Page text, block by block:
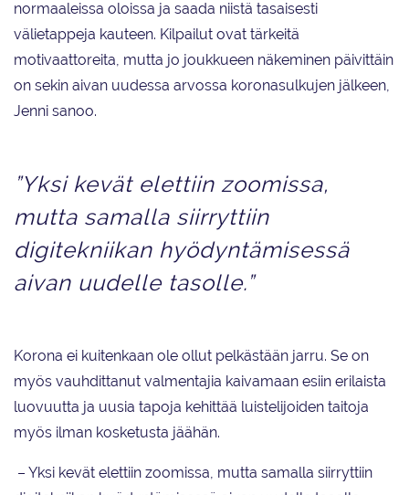
normaaleissa oloissa ja saada niistä tasaisesti
välietappeja kauteen. Kilpailut ovat tärkeitä
motivaattoreita, mutta jo joukkueen näkeminen päivittäin
on sekin aivan uudessa arvossa koronasulkujen jälkeen,
Jenni sanoo.
”Yksi kevät elettiin zoomissa,
mutta samalla siirryttiin
digitekniikan hyödyntämisessä
aivan uudelle tasolle.”
Korona ei kuitenkaan ole ollut pelkästään jarru. Se on
myös vauhdittanut valmentajia kaivamaan esiin erilaista
luovuutta ja uusia tapoja kehittää luistelijoiden taitoja
myös ilman kosketusta jäähän.
– Yksi kevät elettiin zoomissa, mutta samalla siirryttiin